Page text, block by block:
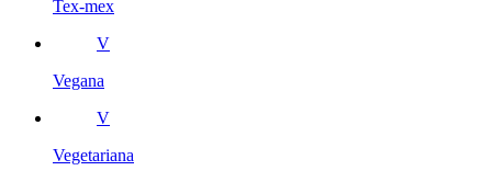
Tex-mex
V
Vegana
V
Vegetariana